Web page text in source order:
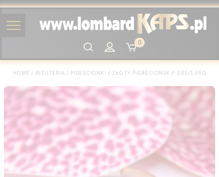
Szukaj
0
HOME / BIŻUTERIA / PIERŚCIONKI / ZŁOTY PIERŚCIONEK P.585/1,46G